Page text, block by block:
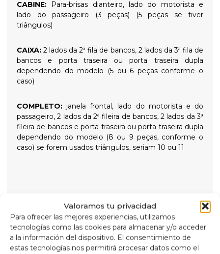
Valoramos tu privacidad
Para ofrecer las mejores experiencias, utilizamos
tecnologías como las cookies para almacenar y/o acceder
a la información del dispositivo. El consentimiento de
estas tecnologías nos permitirá procesar datos como el
CABINE: Para-brisas dianteiro, lado do motorista e
lado do passageiro (3 peças) (5 peças se tiver
triângulos)
CAIXA: 2 lados da 2ª fila de bancos, 2 lados da 3ª fila de
bancos e porta traseira ou porta traseira dupla
dependendo do modelo (5 ou 6 peças conforme o
caso)
COMPLETO: janela frontal, lado do motorista e do
passageiro, 2 lados da 2ª fileira de bancos, 2 lados da 3ª
fileira de bancos e porta traseira ou porta traseira dupla
dependendo do modelo (8 ou 9 peças, conforme o
caso) se forem usados triângulos, seriam 10 ou 11
Isolamento térmico de 9 camadas de alta qualidade e
persianas blackout projetadas para isolar temperaturas
altas e baixas para maior conforto interno e